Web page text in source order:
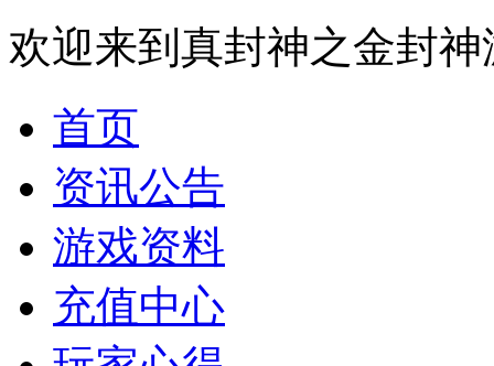
欢迎来到真封神之金封
首页
资讯公告
游戏资料
充值中心